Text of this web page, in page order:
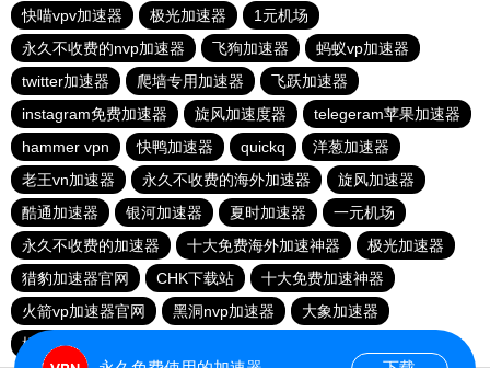
快喵vpv加速器
极光加速器
1元机场
永久不收费的nvp加速器
飞狗加速器
蚂蚁vp加速器
twitter加速器
爬墙专用加速器
飞跃加速器
instagram免费加速器
旋风加速度器
telegeram苹果加速器
hammer vpn
快鸭加速器 quickq
洋葱加速器
老王vn加速器
永久不收费的海外加速器
旋风加速器
酷通加速器
银河加速器 夏时加速器
一元机场
永久不收费的加速器
十大免费海外加速神器
极光加速器
猎豹加速器官网
CHK下载站
十大免费加速神器
火箭vp加速器官网
黑洞nvp加速器
大象加速器
橘子加速器